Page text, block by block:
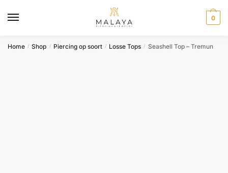
0
Home / Shop / Piercing op soort / Losse Tops / Seashell Top – Tremun